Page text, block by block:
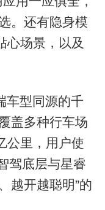
。还有隐身模
心场景，以及
车型同源的千
盖多种行车场
公里，用户使
驾底层与星睿
越开越聪明”的